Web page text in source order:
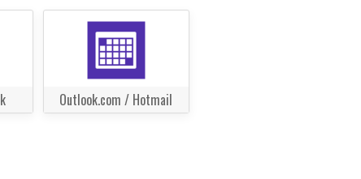
Outlook.com / Hotmail